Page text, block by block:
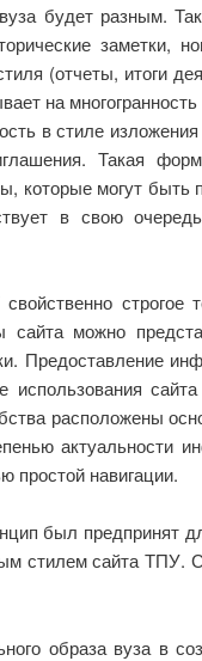
будет разным.
заметки,
(отчеты, итоги
на
в стиле
Такая
которые могут
в свою
строгое
можно
Предоставление
расположены
актуальности
простой навигации.
был предпринят
стилем сайта ТПУ.
образа вуза в